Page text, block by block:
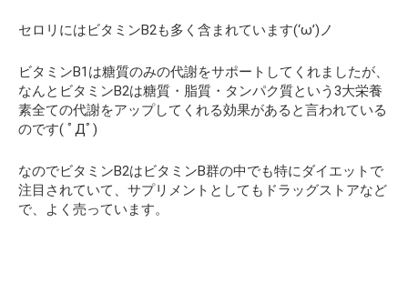
セロリにはビタミンB2も多く含まれています(‘ω’)ノ
ビタミンB1は糖質のみの代謝をサポートしてくれましたが、
なんとビタミンB2は糖質・脂質・タンパク質という3大栄養
素全ての代謝をアップしてくれる効果があると言われている
のです( ﾟДﾟ)
なのでビタミンB2はビタミンB群の中でも特にダイエットで
注目されていて、サプリメントとしてもドラッグストアなど
で、よく売っています。